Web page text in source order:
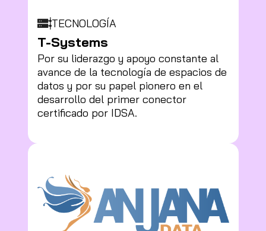
TECNOLOGÍA
T-Systems
Por su liderazgo y apoyo constante al
avance de la tecnología de espacios de
datos y por su papel pionero en el
desarrollo del primer conector
certificado por IDSA.